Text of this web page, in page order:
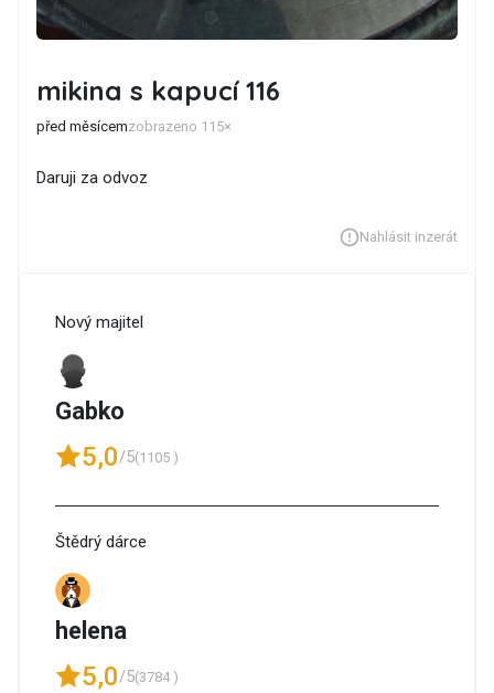
mikina s kapucí 116
před měsícemzobrazeno 115×
Daruji za odvoz
Nahlásit inzerát
Nový majitel
Gabko
5,0/5(1105 )
Štědrý dárce
helena
5,0/5(3784 )